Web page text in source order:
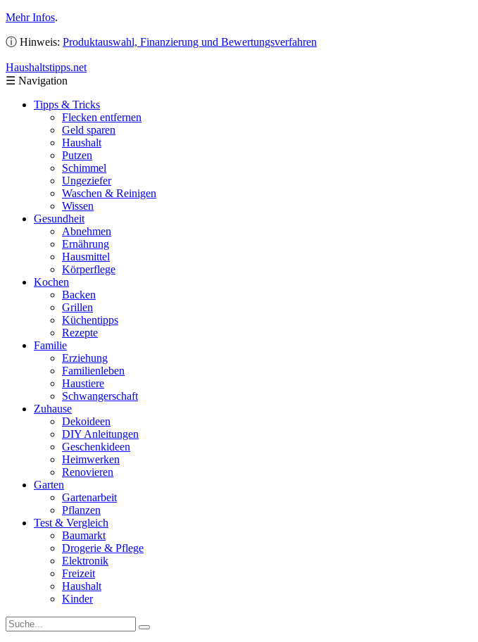
Mehr Infos.
ⓘ Hinweis: Produktauswahl, Finanzierung und Bewertungsverfahren
Haushaltstipps.net
☰ Navigation
Tipps & Tricks
Flecken entfernen
Geld sparen
Haushalt
Putzen
Schimmel
Ungeziefer
Waschen & Reinigen
Wissen
Gesundheit
Abnehmen
Ernährung
Hausmittel
Körperflege
Kochen
Backen
Grillen
Küchentipps
Rezepte
Familie
Erziehung
Familienleben
Haustiere
Schwangerschaft
Zuhause
Dekoideen
DIY Anleitungen
Geschenkideen
Heimwerken
Renovieren
Garten
Gartenarbeit
Pflanzen
Test & Vergleich
Baumarkt
Drogerie & Pflege
Elektronik
Freizeit
Haushalt
Kinder